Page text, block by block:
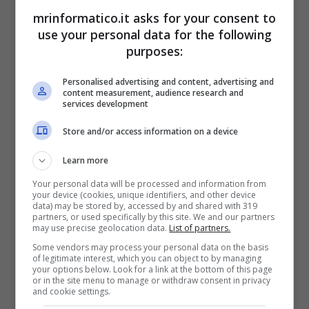
loro volumi di ricerca, al fine di valutarne le
potenzialità competitive e prevedere in maniera
verosimile quante visualizzazioni potrebbero
tradursi in azioni compiute all’interno del sito di
destinazione.
Legare la visibilità dell’annuncio ad alcune
parole chiave, infatti, permette di farlo
comparire accanto ad altri siti riguardanti
tematiche affini e questo garantisce un doppio
risultato: da una parte, rende meno esplicita la
natura pubblicitaria dell’oggetto in questione,
aggirando la diffidenza di chi ha effettuato la
ricerca, dall’altra aumenta la sua incisività
richiamando l’attenzione di una fetta di
acquirenti già interessati all’argomento e quindi
psicologicamente predisposti a cliccare
mrinformatico.it asks for your consent to
use your personal data for the following
purposes:
Personalised advertising and content, advertising and
content measurement, audience research and
services development
Store and/or access information on a device
Learn more
Your personal data will be processed and information from
your device (cookies, unique identifiers, and other device
data) may be stored by, accessed by and shared with 319
partners, or used specifically by this site. We and our partners
may use precise geolocation data. List of partners.
Some vendors may process your personal data on the basis
of legitimate interest, which you can object to by managing
your options below. Look for a link at the bottom of this page
or in the site menu to manage or withdraw consent in privacy
and cookie settings.